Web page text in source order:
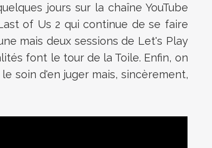
jours sur la chaîne YouTube
of Us 2 qui continue de se faire
mais deux sessions de Let's Play
font le tour de la Toile. Enfin, on
soin d'en juger mais, sincèrement,